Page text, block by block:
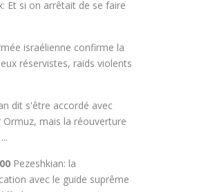
Et si on arrêtait de se faire
israélienne confirme la
réservistes, raids violents
dit s'être accordé avec
Ormuz, mais la réouverture
Pezeshkian: la
avec le guide suprême